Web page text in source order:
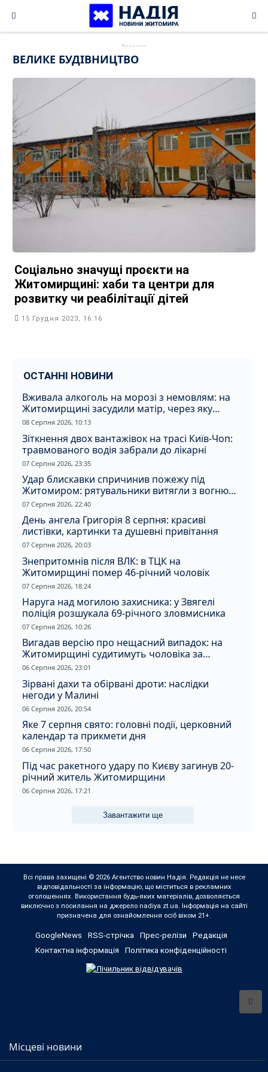
content
ВЕЛИКЕ БУДІВНИЦТВО
Соціально значущі проєкти на
Житомирщині: хаби та центри для
розвитку чи реабілітації дітей
15 Грудня 2023, 16:16
ОСТАННІ НОВИНИ
Вживала алкоголь на морозі з немовлям: на
Житомирщині засудили матір, через яку
дитина отримала обмороження
08 Серпня 2026, 10:13
Зіткнення двох вантажівок на трасі Київ-Чоп:
травмованого водія забрали до лікарні
07 Серпня 2026, 23:35
Удар блискавки спричинив пожежу під
Житомиром: рятувальники витягли з вогню
кота
07 Серпня 2026, 22:40
День ангела Григорія 8 серпня: красиві
листівки, картинки та душевні привітання
07 Серпня 2026, 20:03
Знепритомнів після ВЛК: в ТЦК на
Житомирщині помер 46-річний чоловік
07 Серпня 2026, 18:24
Наруга над могилою захисника: у Звягелі
поліція розшукала 69-річного зловмисника
07 Серпня 2026, 10:26
Вигадав версію про нещасний випадок: на
Житомирщині судитимуть чоловіка за
вбивство співмешканки
06 Серпня 2026, 23:01
Зірвані дахи та обірвані дроти: наслідки
негоди у Малині
06 Серпня 2026, 20:54
Яке 7 серпня свято: головні події, церковний
календар та прикмети дня
06 Серпня 2026, 17:50
Під час ракетного удару по Києву загинув 20-
річний житель Житомирщини
06 Серпня 2026, 17:21
Завантажити ще
Всі права захищені © 2026 Агентство новин Надія. Редакція не несе
відповідальності за інформацію, що міститься в рекламних
оголошеннях. Використання будь-яких матеріалів, дозволяється
виключно з посилання на джерело nadiya.zt.ua. Інформація на сайті
призначена для ознайомлення осіб віком 21+.
GoogleNews RSS-стрічка Прес-релізи
Редакція
Контактна інформація
Політика конфіденційності
Місцеві новини